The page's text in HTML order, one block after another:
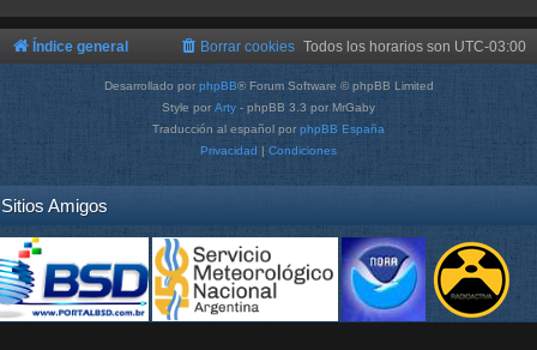
Índice general Todos los horarios son UTC-03:00
Borrar cookies
Desarrollado por phpBB® Forum Software © phpBB Limited
Style por Arty - phpBB 3.3 por MrGaby
Traducción al español por phpBB España
Privacidad | Condiciones
Sitios Amigos